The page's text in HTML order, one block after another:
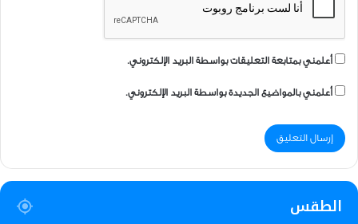
أعلمني بمتابعة التعليقات بواسطة البريد الإلكتروني.
أعلمني بالمواضيع الجديدة بواسطة البريد الإلكتروني.
الطقس